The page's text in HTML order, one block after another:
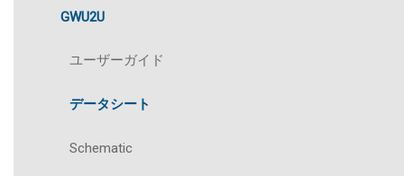
GWU2U
ユーザーガイド
データシート
Schematic